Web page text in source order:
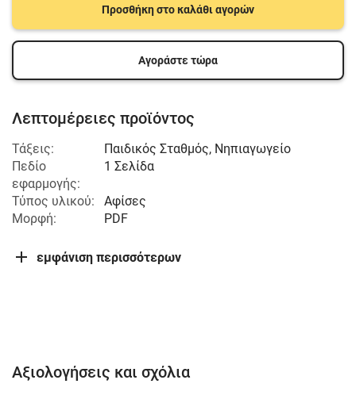
Προσθήκη στο καλάθι αγορών
Αγοράστε τώρα
Λεπτομέρειες προϊόντος
Τάξεις: Παιδικός Σταθμός, Νηπιαγωγείο
Πεδίο
εφαρμογής:
1 Σελίδα
Τύπος υλικού:
Αφίσες
Μορφή:
PDF
εμφάνιση περισσότερων
Αξιολογήσεις και σχόλια